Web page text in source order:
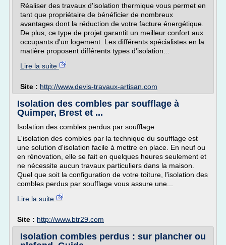
Réaliser des travaux d'isolation thermique vous permet en
tant que propriétaire de bénéficier de nombreux
avantages dont la réduction de votre facture énergétique.
De plus, ce type de projet garantit un meilleur confort aux
occupants d'un logement. Les différents spécialistes en la
matière proposent différents types d'isolation...
Lire la suite
Site : http://www.devis-travaux-artisan.com
Isolation des combles par soufflage à
Quimper, Brest et ...
Isolation des combles perdus par soufflage
L'isolation des combles par la technique du soufflage est
une solution d'isolation facile à mettre en place. En neuf ou
en rénovation, elle se fait en quelques heures seulement et
ne nécessite aucun travaux particuliers dans la maison.
Quel que soit la configuration de votre toiture, l'isolation des
combles perdus par soufflage vous assure une...
Lire la suite
Site : http://www.btr29.com
Isolation combles perdus : sur plancher ou